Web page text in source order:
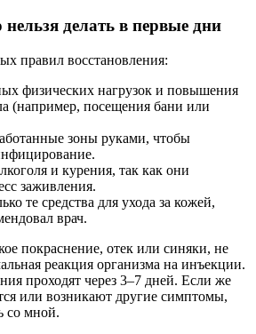
делать в первые дни
правил восстановления:
физических нагрузок и повышения
(например, посещения бани или
зоны руками, чтобы
и курения, так как они
заживления.
те средства для ухода за кожей,
врач.
покраснение, отек или синяки, не
реакция организма на инъекции.
проходят через 3–7 дней. Если же
или возникают другие симптомы,
со мной.